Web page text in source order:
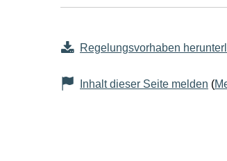
Seiteninhalt
Regelungsvorhaben
Inhalt dieser Seite melden (